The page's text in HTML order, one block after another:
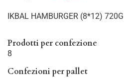
IKBAL HAMBURGER (8*12) 720G
Prodotti per confezione
8
Confezioni per pallet